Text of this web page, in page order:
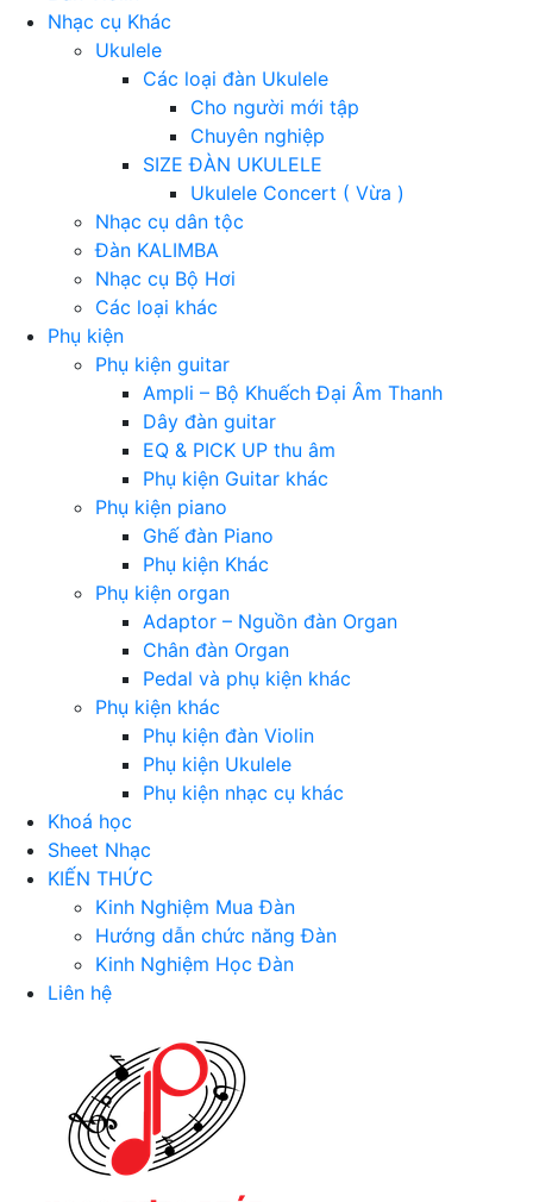
Nhạc cụ Khác
Ukulele
Các loại đàn Ukulele
Cho người mới tập
Chuyên nghiệp
SIZE ĐÀN UKULELE
Ukulele Concert ( Vừa )
Nhạc cụ dân tộc
Đàn KALIMBA
Nhạc cụ Bộ Hơi
Các loại khác
Phụ kiện
Phụ kiện guitar
Ampli – Bộ Khuếch Đại Âm Thanh
Dây đàn guitar
EQ & PICK UP thu âm
Phụ kiện Guitar khác
Phụ kiện piano
Ghế đàn Piano
Phụ kiện Khác
Phụ kiện organ
Adaptor – Nguồn đàn Organ
Chân đàn Organ
Pedal và phụ kiện khác
Phụ kiện khác
Phụ kiện đàn Violin
Phụ kiện Ukulele
Phụ kiện nhạc cụ khác
Khoá học
Sheet Nhạc
KIẾN THỨC
Kinh Nghiệm Mua Đàn
Hướng dẫn chức năng Đàn
Kinh Nghiệm Học Đàn
Liên hệ